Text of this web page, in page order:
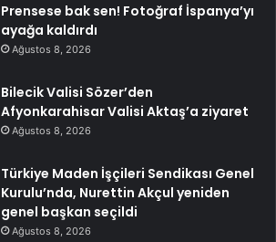
Prensese bak sen! Fotoğraf İspanya’yı
ayağa kaldırdı
Ağustos 8, 2026
Bilecik Valisi Sözer’den
Afyonkarahisar Valisi Aktaş’a ziyaret
Ağustos 8, 2026
Türkiye Maden İşçileri Sendikası Genel
Kurulu’nda, Nurettin Akçul yeniden
genel başkan seçildi
Ağustos 8, 2026